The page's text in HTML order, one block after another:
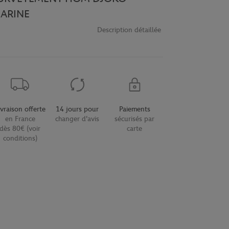
Description détaillée
offerte
en France
dès 80€ (voir
conditions)
14 jours pour
changer d'avis
Paiements
sécurisés par
carte